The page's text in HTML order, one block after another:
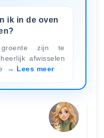
ik in de oven
zijn te
afwisselen
Lees meer